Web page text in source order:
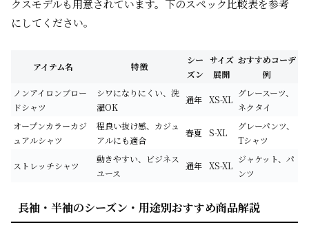
クスモデルも用意されています。下のスペック比較表を参考
にしてください。
アイテム名 特徴
シー
ズン
サイズ
展開
おすすめコーデ
例
ノンアイロンブロー
ドシャツ
シワになりにくい、洗
濯OK
通年 XS-XL
グレースーツ、
ネクタイ
オープンカラーカジ
ュアルシャツ
程良い抜け感、カジュ
アルにも適合
春夏 S-XL
グレーパンツ、
Tシャツ
ストレッチシャツ
動きやすい、ビジネス
ユース
通年 XS-XL
ジャケット、パ
ンツ
長袖・半袖のシーズン・用途別おすすめ商品解説